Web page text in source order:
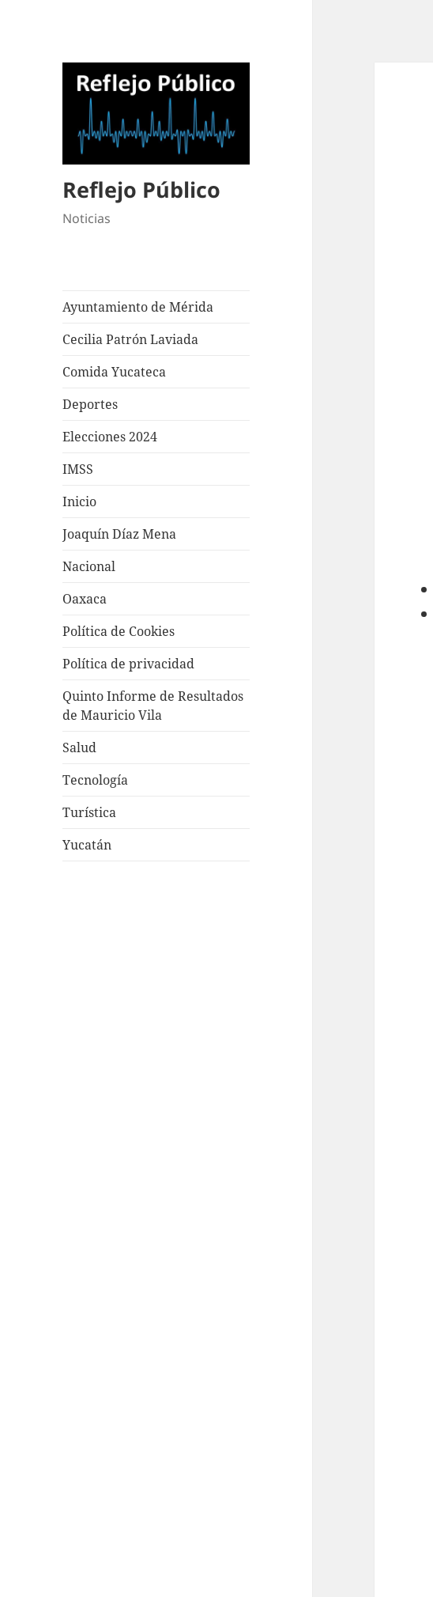
Reflejo Público
Noticias
Ayuntamiento de Mérida
Cecilia Patrón Laviada
Comida Yucateca
Deportes
Elecciones 2024
IMSS
Inicio
Joaquín Díaz Mena
Nacional
Oaxaca
Política de Cookies
Política de privacidad
Quinto Informe de Resultados
de Mauricio Vila
Salud
Tecnología
Turística
Yucatán